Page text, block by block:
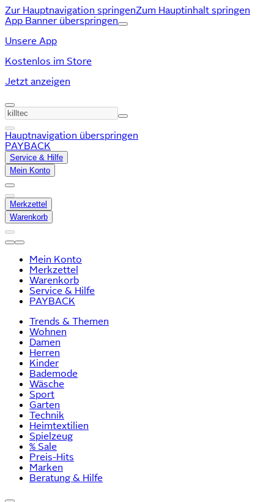
Zur Hauptnavigation springenZum Hauptinhalt springen
App Banner überspringen
Unsere App
Kostenlos im Store
Jetzt anzeigen
Hauptnavigation überspringen
PAYBACK
Service & Hilfe
Mein Konto
Merkzettel
Warenkorb
Mein Konto
Merkzettel
Warenkorb
Service & Hilfe
PAYBACK
Trends & Themen
Wohnen
Damen
Herren
Kinder
Bademode
Wäsche
Sport
Garten
Technik
Heimtextilien
Spielzeug
% Sale
Preis-Hits
Marken
Beratung & Hilfe